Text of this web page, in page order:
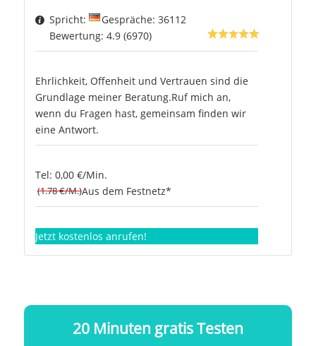
Spricht:
Gespräche: 36112
Bewertung: 4.9 (6970)
Ehrlichkeit, Offenheit und Vertrauen sind die
Grundlage meiner Beratung.Ruf mich an,
wenn du Fragen hast, gemeinsam finden wir
eine Antwort.
Tel: 0,00 €/Min.
(1.78 €/M.)Aus dem Festnetz*
Jetzt kostenlos anrufen!
20 Minuten gratis Testen